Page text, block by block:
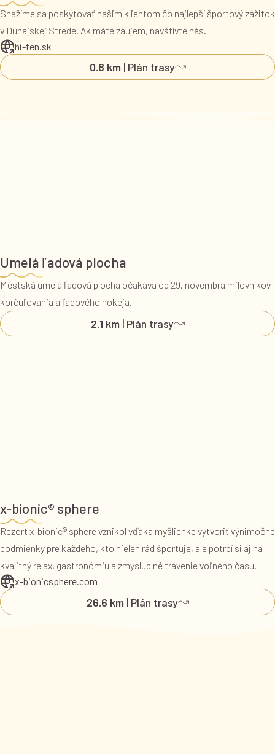
Snažíme sa poskytovať našim klientom čo najlepší športový zážitok
v Dunajskej Strede. Ak máte záujem, navštívte nás.
hi-ten.sk
0.8 km | Plán trasy
Umelá ľadová plocha
Mestská umelá ľadová plocha očakáva od 29. novembra milovníkov
korčuľovania a ľadového hokeja.
2.1 km | Plán trasy
x-bionic® sphere
Rezort x-bionic® sphere vznikol vďaka myšlienke vytvoriť výnimočné
podmienky pre každého, kto nielen rád športuje, ale potrpí si aj na
kvalitný relax, gastronómiu a zmysluplné trávenie voľného času.
x-bionicsphere.com
26.6 km | Plán trasy